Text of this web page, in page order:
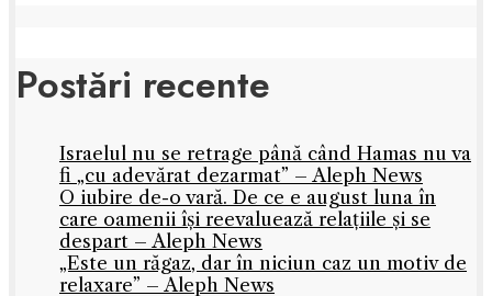
Postări recente
Israelul nu se retrage până când Hamas nu va
fi „cu adevărat dezarmat” – Aleph News
O iubire de-o vară. De ce e august luna în
care oamenii își reevaluează relațiile și se
despart – Aleph News
„Este un răgaz, dar în niciun caz un motiv de
relaxare” – Aleph News